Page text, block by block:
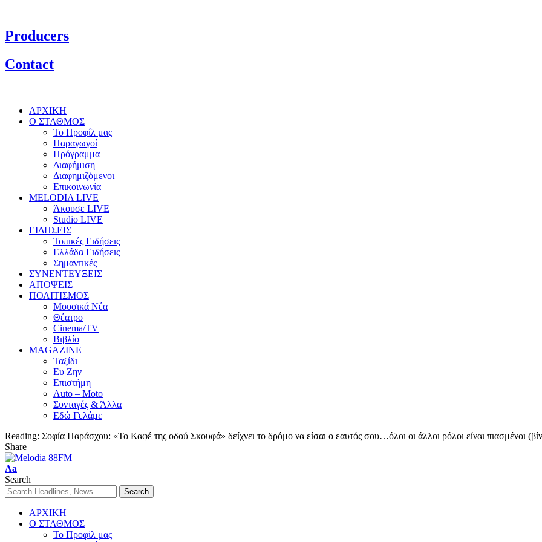
Producers
Contact
ΑΡΧΙΚΗ
Ο ΣΤΑΘΜΟΣ
Το Προφίλ μας
Παραγωγοί
Πρόγραμμα
Διαφήμιση
Διαφημιζόμενοι
Επικοινωνία
MELODIA LIVE
Άκουσε LIVE
Studio LIVE
ΕΙΔΗΣΕΙΣ
Τοπικές Ειδήσεις
Ελλάδα Ειδήσεις
Σημαντικές
ΣΥΝΕΝΤΕΥΞΕΙΣ
ΑΠΟΨΕΙΣ
ΠΟΛΙΤΙΣΜΟΣ
Μουσικά Νέα
Θέατρο
Cinema/TV
Βιβλίο
MAGAZINE
Ταξίδι
Ευ Ζην
Επιστήμη
Auto – Moto
Συνταγές & Άλλα
Εδώ Γελάμε
Reading: Σοφία Παράσχου: «Το Καφέ της οδού Σκουφά» δείχνει το δρόμο να είσαι ο εαυτός σου…όλοι οι άλλοι ρόλοι είναι πιασμένοι
Share
Aa
Search
ΑΡΧΙΚΗ
Ο ΣΤΑΘΜΟΣ
Το Προφίλ μας